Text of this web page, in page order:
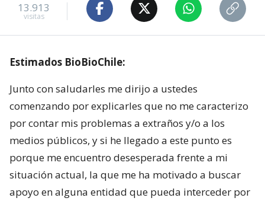
13.913
visitas
Estimados BioBioChile:
Junto con saludarles me dirijo a ustedes
comenzando por explicarles que no me caracterizo
por contar mis problemas a extraños y/o a los
medios públicos, y si he llegado a este punto es
porque me encuentro desesperada frente a mi
situación actual, la que me ha motivado a buscar
apoyo en alguna entidad que pueda interceder por